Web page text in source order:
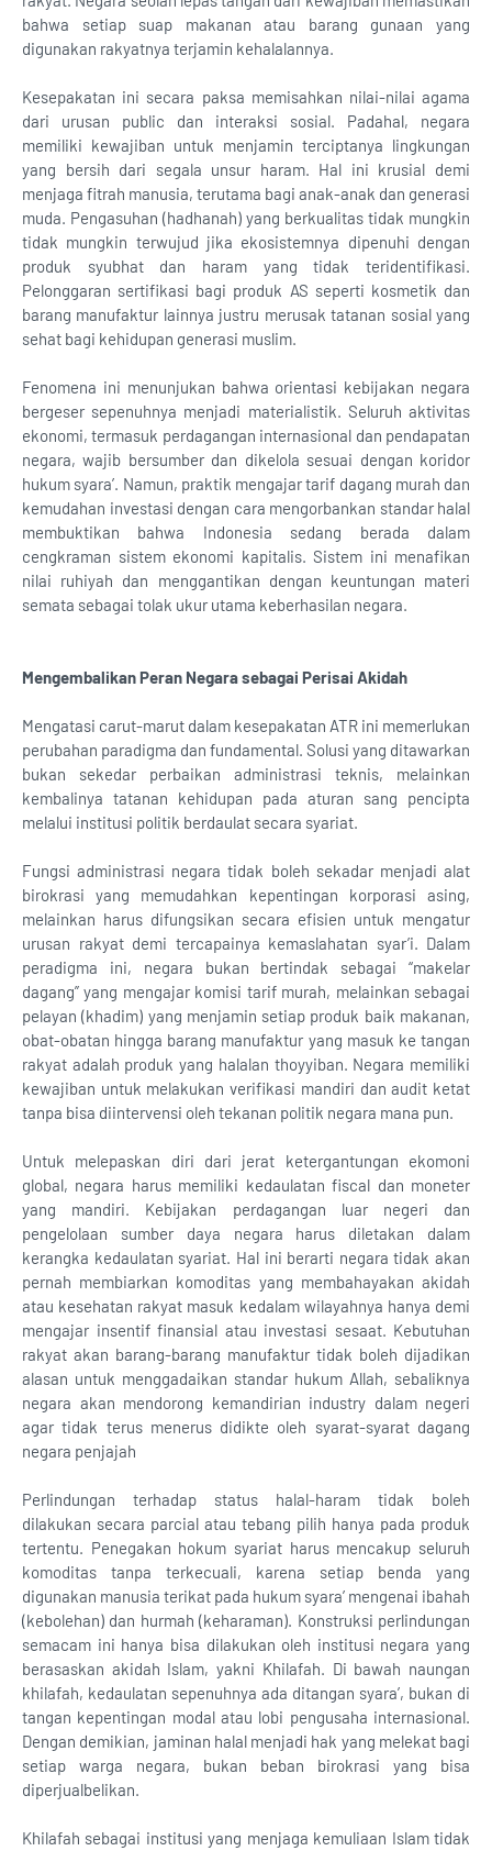
bahwa setiap suap makanan atau barang gunaan yang
digunakan rakyatnya terjamin kehalalannya.
Kesepakatan ini secara paksa memisahkan nilai-nilai agama
dari urusan public dan interaksi sosial. Padahal, negara
memiliki kewajiban untuk menjamin terciptanya lingkungan
yang bersih dari segala unsur haram. Hal ini krusial demi
menjaga fitrah manusia, terutama bagi anak-anak dan generasi
muda. Pengasuhan (hadhanah) yang berkualitas tidak mungkin
tidak mungkin terwujud jika ekosistemnya dipenuhi dengan
produk syubhat dan haram yang tidak teridentifikasi.
Pelonggaran sertifikasi bagi produk AS seperti kosmetik dan
barang manufaktur lainnya justru merusak tatanan sosial yang
sehat bagi kehidupan generasi muslim.
Fenomena ini menunjukan bahwa orientasi kebijakan negara
bergeser sepenuhnya menjadi materialistik. Seluruh aktivitas
ekonomi, termasuk perdagangan internasional dan pendapatan
negara, wajib bersumber dan dikelola sesuai dengan koridor
hukum syara’. Namun, praktik mengajar tarif dagang murah dan
kemudahan investasi dengan cara mengorbankan standar halal
membuktikan bahwa Indonesia sedang berada dalam
cengkraman sistem ekonomi kapitalis. Sistem ini menafikan
nilai ruhiyah dan menggantikan dengan keuntungan materi
semata sebagai tolak ukur utama keberhasilan negara.
Mengembalikan Peran Negara sebagai Perisai Akidah
Mengatasi carut-marut dalam kesepakatan ATR ini memerlukan
perubahan paradigma dan fundamental. Solusi yang ditawarkan
bukan sekedar perbaikan administrasi teknis, melainkan
kembalinya tatanan kehidupan pada aturan sang pencipta
melalui institusi politik berdaulat secara syariat.
Fungsi administrasi negara tidak boleh sekadar menjadi alat
birokrasi yang memudahkan kepentingan korporasi asing,
melainkan harus difungsikan secara efisien untuk mengatur
urusan rakyat demi tercapainya kemaslahatan syar’i. Dalam
peradigma ini, negara bukan bertindak sebagai “makelar
dagang” yang mengajar komisi tarif murah, melainkan sebagai
pelayan (khadim) yang menjamin setiap produk baik makanan,
obat-obatan hingga barang manufaktur yang masuk ke tangan
rakyat adalah produk yang halalan thoyyiban. Negara memiliki
kewajiban untuk melakukan verifikasi mandiri dan audit ketat
tanpa bisa diintervensi oleh tekanan politik negara mana pun.
Untuk melepaskan diri dari jerat ketergantungan ekomoni
global, negara harus memiliki kedaulatan fiscal dan moneter
yang mandiri. Kebijakan perdagangan luar negeri dan
pengelolaan sumber daya negara harus diletakan dalam
kerangka kedaulatan syariat. Hal ini berarti negara tidak akan
pernah membiarkan komoditas yang membahayakan akidah
atau kesehatan rakyat masuk kedalam wilayahnya hanya demi
mengajar insentif finansial atau investasi sesaat. Kebutuhan
rakyat akan barang-barang manufaktur tidak boleh dijadikan
alasan untuk menggadaikan standar hukum Allah, sebaliknya
negara akan mendorong kemandirian industry dalam negeri
agar tidak terus menerus didikte oleh syarat-syarat dagang
negara penjajah
Perlindungan terhadap status halal-haram tidak boleh
dilakukan secara parcial atau tebang pilih hanya pada produk
tertentu. Penegakan hokum syariat harus mencakup seluruh
komoditas tanpa terkecuali, karena setiap benda yang
digunakan manusia terikat pada hukum syara’ mengenai ibahah
(kebolehan) dan hurmah (keharaman). Konstruksi perlindungan
semacam ini hanya bisa dilakukan oleh institusi negara yang
berasaskan akidah Islam, yakni Khilafah. Di bawah naungan
khilafah, kedaulatan sepenuhnya ada ditangan syara’, bukan di
tangan kepentingan modal atau lobi pengusaha internasional.
Dengan demikian, jaminan halal menjadi hak yang melekat bagi
setiap warga negara, bukan beban birokrasi yang bisa
diperjualbelikan.
Khilafah sebagai institusi yang menjaga kemuliaan Islam tidak